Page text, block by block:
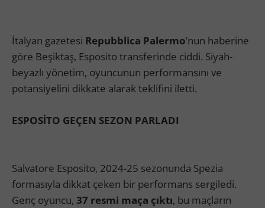
İtalyan gazetesi Repubblica Palermo’nun haberine
göre Beşiktaş, Esposito transferinde ciddi. Siyah-
beyazlı yönetim, oyuncunun performansını ve
potansiyelini dikkate alarak teklifini iletti.
ESPOSİTO GEÇEN SEZON PARLADI
Salvatore Esposito, 2024-25 sezonunda Spezia
formasıyla dikkat çeken bir performans sergiledi.
Genç oyuncu, 37 resmi maça çıktı, bu maçların